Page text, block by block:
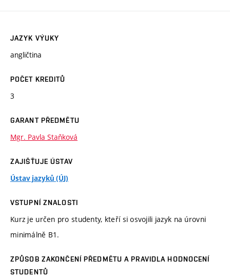
JAZYK VÝUKY
angličtina
POČET KREDITŮ
3
GARANT PŘEDMĚTU
Mgr. Pavla Staňková
ZAJIŠŤUJE ÚSTAV
Ústav jazyků (ÚJ)
VSTUPNÍ ZNALOSTI
Kurz je určen pro studenty, kteří si osvojili jazyk na úrovni
minimálně B1.
ZPŮSOB ZAKONČENÍ PŘEDMĚTU A PRAVIDLA HODNOCENÍ
STUDENTŮ